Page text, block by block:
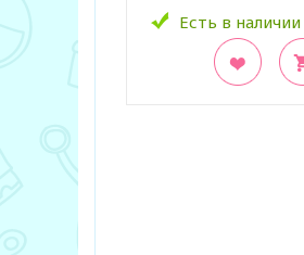
Есть в наличии